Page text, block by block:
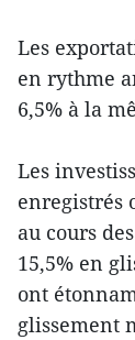
Les
en rythme
6,5% à la
Les
enregistrés
au cours
15,5% en
ont
glissement